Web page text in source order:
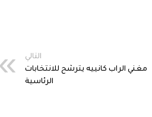
التالي
مغني الراب كانييه يترشح للانتخابات
الرئاسية